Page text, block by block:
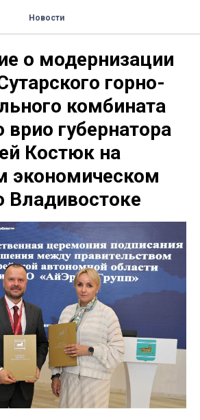
Новости
о модернизации
горно-
комбината
врио губернатора
Костюк на
экономическом
Владивостоке